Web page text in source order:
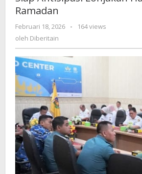
Ramadan
Februari 18, 2026
oleh
-
164 views
oleh Diberitain